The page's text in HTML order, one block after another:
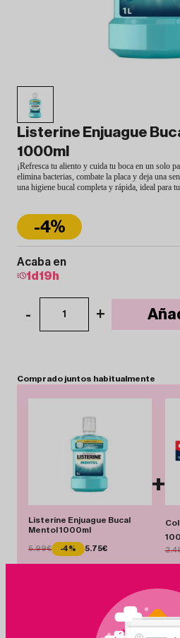
Listerine Enjuague
1000ml
¡Refresca tu aliento y cuida tu boca en un solo
elimina bacterias, combate la placa y deja una
una higiene bucal completa y rápida, ideal para
-4%
Acaba en
1 d 19 h
- 1 +
Comprado juntos habitualmente
Listerine Enjuague Bucal
Mentol 1000ml
5.99€ -4% 5.75€
+
Total 7.20 €